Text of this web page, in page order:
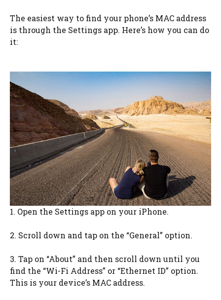
The easiest way to find your phone’s MAC address
is through the Settings app. Here’s how you can do
it:
1. Open the Settings app on your iPhone.
2. Scroll down and tap on the “General” option.
3. Tap on “About” and then scroll down until you
find the “Wi-Fi Address” or “Ethernet ID” option.
This is your device’s MAC address.